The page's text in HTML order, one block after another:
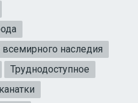
наследия
Труднодоступное